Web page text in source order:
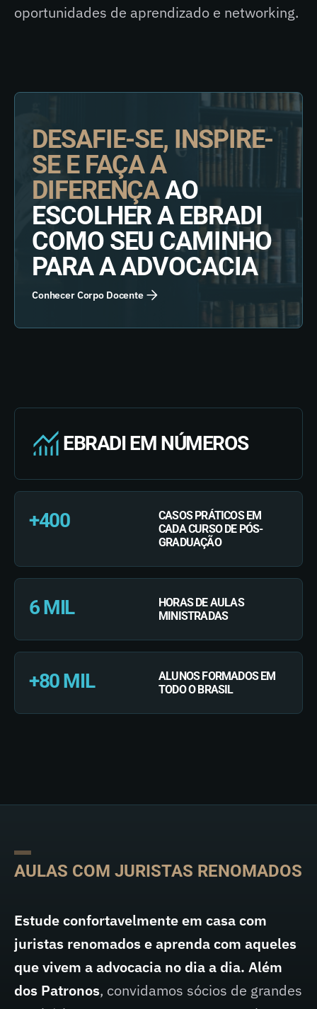
oportunidades de aprendizado e networking.
DESAFIE-SE, INSPIRE-
SE E FAÇA A
DIFERENÇAAO
ESCOLHER A EBRADI
COMO SEU CAMINHO
PARA A ADVOCACIA
Conhecer Corpo Docente
EBRADI EM NÚMEROS
+400
CASOS PRÁTICOS EM
CADA CURSO DE PÓS-
GRADUAÇÃO
6 MIL
HORAS DE AULAS
MINISTRADAS
+80 MIL
ALUNOS FORMADOS EM
TODO O BRASIL
AULAS COM JURISTAS RENOMADOS
Estude confortavelmente em casa com
juristas renomados e aprenda com aqueles
que vivem a advocacia no dia a dia. Além
dos Patronos, convidamos sócios de grandes